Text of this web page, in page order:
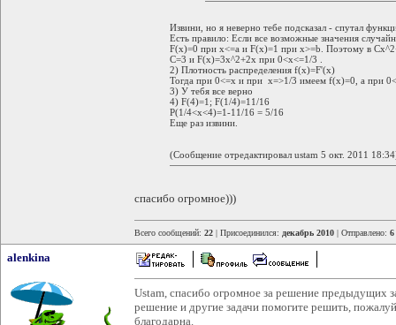
Извини, но я неверно тебе подсказал - спутал
Есть правило: Если все возможные значения
F(x)=0 при х<=а и F(x)=1 при х>=b. Поэтому в
С=3 и F(x)=3x^2+2x при 0<x<=1/3 .
2) Плотность распределения f(x)=F'(x)
Тогда при 0<=x и при x=>1/3 имеем f(x)=0, а при
3) У тебя все верно
4) F(4)=1; F(1/4)=11/16
P(1/4<x<4)=1-11/16 = 5/16
Еще раз извини.
(Сообщение отредактировал ustam 5 окт. 2011
спасибо огромное)))
Всего сообщений: 22 | Присоединился: декабрь 2010 | Отправлено: 6
alenkina
Ustam, спасибо огромное за решение предыдущих
решение и другие задачи помогите решить,
благодарна.